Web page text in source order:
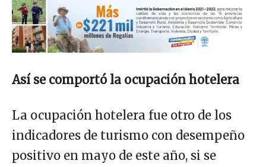
Así se comportó la ocupación hotelera
La ocupación hotelera fue otro de los
indicadores de turismo con desempeño
positivo en mayo de este año, si se